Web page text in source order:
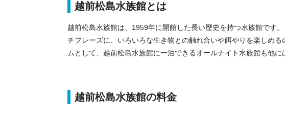
越前松島水族館とは
越前松島水族館は、1959年に開館した長い歴史を持つ水族館です
チフレーズに、いろいろな生き物との触れ合いや餌やりを楽しめ
ムとして、越前松島水族館に一泊できるオールナイト水族館も他に
越前松島水族館の料金